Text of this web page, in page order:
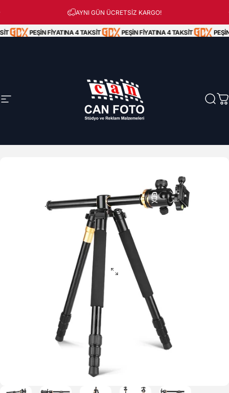
AYNI GÜN ÜCRETSİZ KARGO!
PEŞİN FİYATINA 4 TAKSİT PEŞİN FİYATINA 4 TAKSİT
Site navigasyonu Can Foto Stüdyo ve Reklam MalzemeleriAra